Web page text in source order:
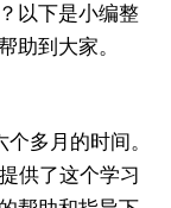
以下是小编整
助到大家。
多月的时间。
供了这个学习